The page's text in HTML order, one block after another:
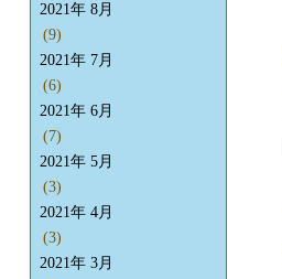
2021年 8月
(9)
2021年 7月
(6)
2021年 6月
(7)
2021年 5月
(3)
2021年 4月
(3)
2021年 3月